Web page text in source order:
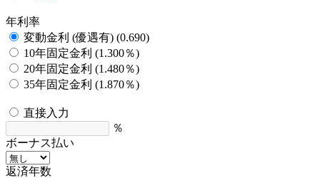
年利率
変動金利 (優遇有) (0.690)
10年固定金利 (1.300％)
20年固定金利 (1.480％)
35年固定金利 (1.870％)
直接入力
％
ボーナス払い
返済年数